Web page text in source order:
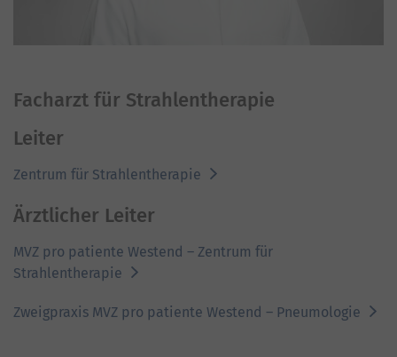
Facharzt für Strahlentherapie
Leiter
Zentrum für Strahlentherapie
Ärztlicher Leiter
MVZ pro patiente Westend – Zentrum für
Strahlentherapie
Zweigpraxis MVZ pro patiente Westend – Pneumologie